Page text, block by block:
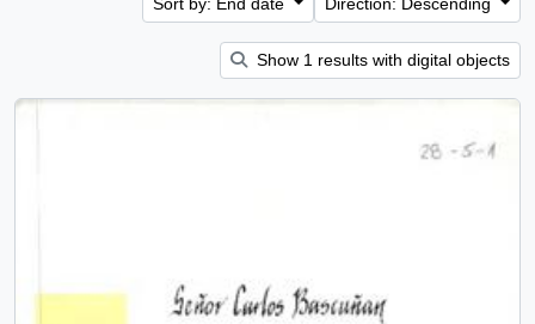
Show 1 results with digital objects